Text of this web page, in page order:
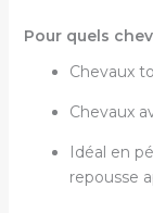
Pour quels
Chevaux
Chevaux
Idéal en
repousse